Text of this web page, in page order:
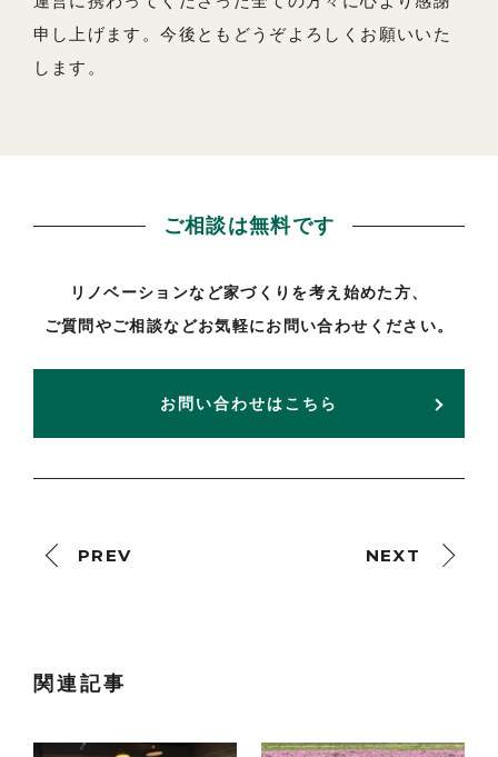
申し上げます。今後ともどうぞよろしくお願いいた
します。
ご相談は無料です
リノベーションなど家づくりを考え始めた方、
ご質問やご相談などお気軽にお問い合わせください。
お問い合わせはこちら
PREV NEXT
関連記事